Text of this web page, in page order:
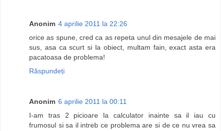
Anonim 4 aprilie 2011 la 22:26
orice as spune, cred ca as repeta unul din mesajele de mai
sus, asa ca scurt si la obiect, multam fain, exact asta era
pacatoasa de problema!
Răspundeți
Anonim 6 aprilie 2011 la 00:11
I-am tras 2 picioare la calculator inainte sa il iau cu
frumosul si sa il intreb ce problema are si de ce nu vrea sa